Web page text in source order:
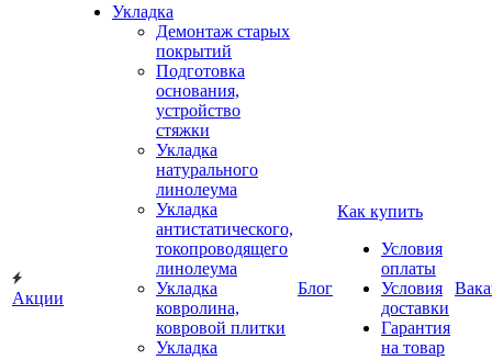
Акции
Укладка
Демонтаж старых
покрытий
Подготовка
основания,
устройство
стяжки
Укладка
натурального
линолеума
Укладка
антистатического,
токопроводящего
линолеума
Укладка
ковролина,
ковровой плитки
Укладка
Блог
Как купить
Условия
оплаты
Условия
доставки
Гарантия
на товар